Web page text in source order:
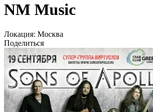
NM Music
Локация: Москва
Поделиться